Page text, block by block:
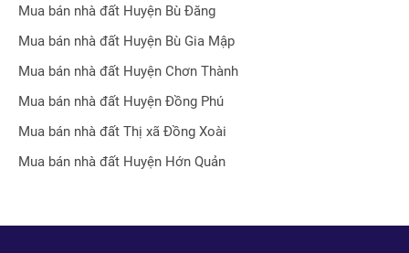
miễn phí, Bộ lọc địa phương 360
sẽ trở thành trợ thủ đắc lực cho nhà đầu tư
trong quá trình tìm kiếm và đầu tư bất động sản.
Mua bán nhà đất Huyện Bù Đăng
Mua bán nhà đất Huyện Bù Gia Mập
Mua bán nhà đất Huyện Chơn Thành
Mua bán nhà đất Huyện Đồng Phú
Mua bán nhà đất Thị xã Đồng Xoài
Mua bán nhà đất Huyện Hớn Quản